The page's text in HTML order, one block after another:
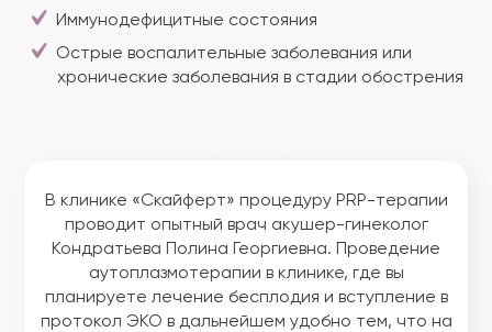
Иммунодефицитные состояния
Острые воспалительные заболевания или
хронические заболевания в стадии обострения
В клинике «Скайферт» процедуру PRP-терапии
проводит опытный врач акушер-гинеколог
Кондратьева Полина Георгиевна. Проведение
аутоплазмотерапии в клинике, где вы
планируете лечение бесплодия и вступление в
протокол ЭКО в дальнейшем удобно тем, что на